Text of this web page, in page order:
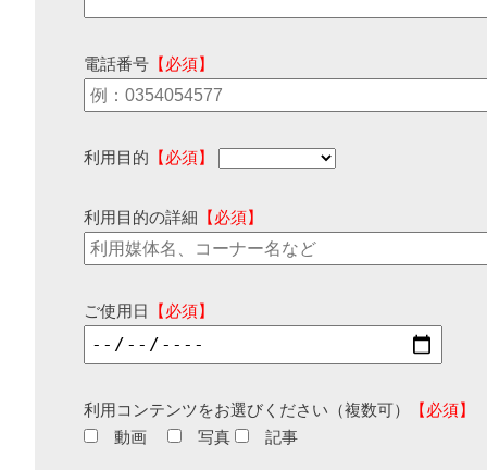
電話番号 【必須】
利用目的 【必須】
利用目的の詳細 【必須】
ご使用日 【必須】
利用コンテンツをお選びください（複数可）
【必須】
動画
写真 記事